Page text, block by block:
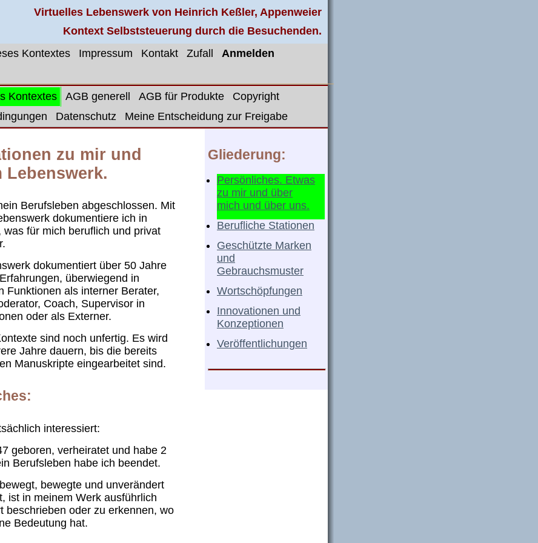
Virtuelles Lebenswerk von Heinrich Keßler, Appenweier
Kontext Selbststeuerung durch die Besuchenden.
Kontextes
Impressum Kontakt Zufall
Anmelden
Kontextes
AGB generell AGB für Produkte
Copyright
Datenschutz Meine Entscheidung zur Freigabe
zu mir und
Lebenswerk.
Berufsleben abgeschlossen. Mit
dokumentiere ich in
was für mich beruflich und privat
dokumentiert über 50 Jahre
überwiegend in
Funktionen als interner Berater,
Coach, Supervisor in
oder als Externer.
sind noch unfertig. Es wird
Jahre dauern, bis die bereits
Manuskripte eingearbeitet sind.
interessiert:
geboren, verheiratet und habe 2
Berufsleben habe ich beendet.
bewegte und unverändert
ist in meinem Werk ausführlich
beschrieben oder zu erkennen, wo
Bedeutung hat.
Gliederung:
Persönliches. Etwas
zu mir und über
mich und über uns.
Berufliche Stationen
Geschützte Marken
und
Gebrauchsmuster
Wortschöpfungen
Innovationen und
Konzeptionen
Veröffentlichungen